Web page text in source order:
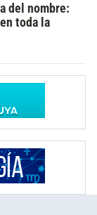
del nombre:
toda la